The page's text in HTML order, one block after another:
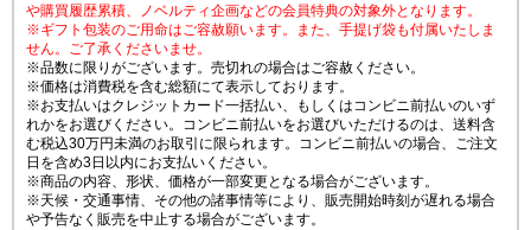
や購買履歴累積、ノベルティ企画などの会員特典の対象外となります。
※ギフト包装のご用命はご容赦願います。また、手提げ袋も付属いたしま
せん。ご了承くださいませ。
※品数に限りがございます。売切れの場合はご容赦ください。
※価格は消費税を含む総額にて表示しております。
※お支払いはクレジットカード一括払い、もしくはコンビニ前払いのいず
れかをお選びください。コンビニ前払いをお選びいただけるのは、送料含
む税込30万円未満のお取引に限られます。コンビニ前払いの場合、ご注文
日を含め3日以内にお支払いください。
※商品の内容、形状、価格が一部変更となる場合がございます。
※天候・交通事情、その他の諸事情等により、販売開始時刻が遅れる場合
や予告なく販売を中止する場合がございます。